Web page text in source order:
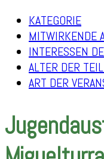
KATEGORIE
MITWIRKENDE
INTERESSEN
ALTER DER
ART DER